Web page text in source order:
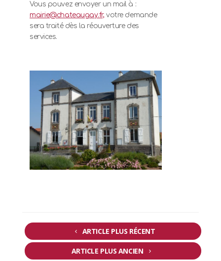
Vous pouvez envoyer un mail à :
mairie@chateaugay.fr, votre demande
sera traité dès la réouverture des
services.
ARTICLE PLUS RÉCENT
ARTICLE PLUS ANCIEN